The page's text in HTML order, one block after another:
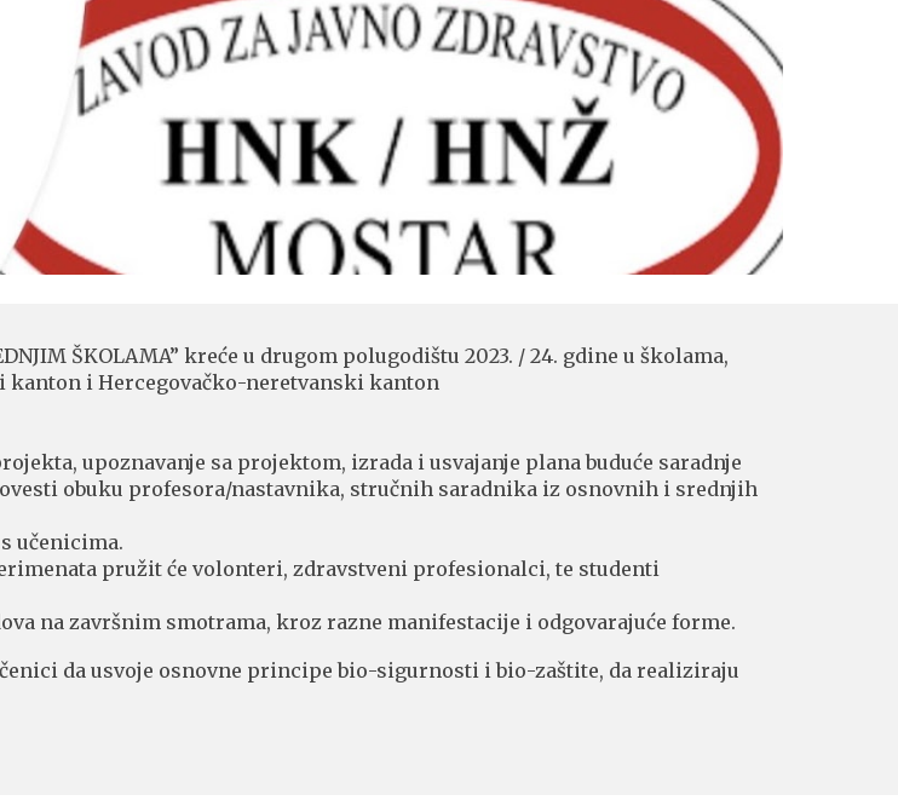
ŠKOLAMA” kreće u drugom polugodištu 2023. / 24. gdine u školama,
kanton i Hercegovačko-neretvanski kanton
upoznavanje sa projektom, izrada i usvajanje plana buduće saradnje
obuku profesora/nastavnika, stručnih saradnika iz osnovnih i srednjih
učenicima.
pružit će volonteri, zdravstveni profesionalci, te studenti
na završnim smotrama, kroz razne manifestacije i odgovarajuće forme.
da usvoje osnovne principe bio-sigurnosti i bio-zaštite, da realiziraju